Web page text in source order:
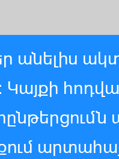
անելիս